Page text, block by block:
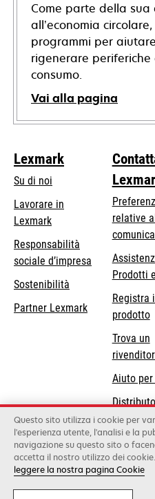
Come parte della sua
all’economia
programmi per
rigenerare
consumo.
Vai alla pagina
Lexmark
Su di noi
Lavorare in
Lexmark
Responsabilità
sociale d’impresa
scheda
Sostenibilità
Partner Lexmark
relative
Prodotti
Registra
prodotto
Trova un
Aiuto
Lexmark
Lexmark International,
©2026 Tutti i diritti
Questo sito utilizza i cookie per
l'esperienza utente, l'analisi e la
navigazione su questo sito o
accetta il nostro utilizzo dei cookie.
leggere la nostra pagina Cookie